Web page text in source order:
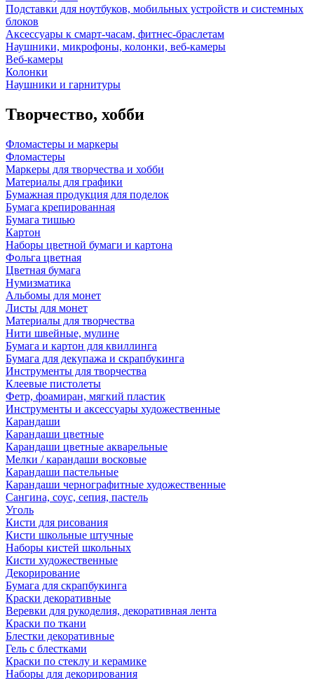
Подставки для ноутбуков, мобильных устройств и системных
блоков
Аксессуары к смарт-часам, фитнес-браслетам
Наушники, микрофоны, колонки, веб-камеры
Веб-камеры
Колонки
Наушники и гарнитуры
Творчество, хобби
Фломастеры и маркеры
Фломастеры
Маркеры для творчества и хобби
Материалы для графики
Бумажная продукция для поделок
Бумага крепированная
Бумага тишью
Картон
Наборы цветной бумаги и картона
Фольга цветная
Цветная бумага
Нумизматика
Альбомы для монет
Листы для монет
Материалы для творчества
Нити швейные, мулине
Бумага и картон для квиллинга
Бумага для декупажа и скрапбукинга
Инструменты для творчества
Клеевые пистолеты
Фетр, фоамиран, мягкий пластик
Инструменты и аксессуары художественные
Карандаши
Карандаши цветные
Карандаши цветные акварельные
Мелки / карандаши восковые
Карандаши пастельные
Карандаши чернографитные художественные
Сангина, соус, сепия, пастель
Уголь
Кисти для рисования
Кисти школьные штучные
Наборы кистей школьных
Кисти художественные
Декорирование
Бумага для скрапбукинга
Краски декоративные
Веревки для рукоделия, декоративная лента
Краски по ткани
Блестки декоративные
Гель с блестками
Краски по стеклу и керамике
Наборы для декорирования